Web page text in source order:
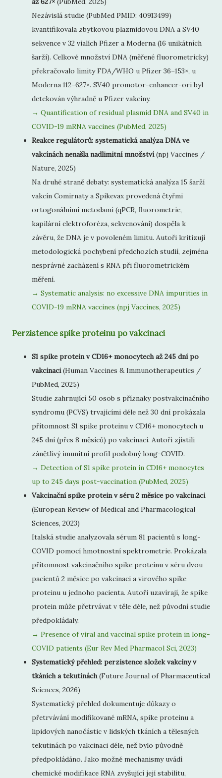
Nezávislá studie (PubMed PMID: 40913499)
kvantifikovala zbytkovou plazmidovou DNA a SV40
sekvence v 32 vialích Pfizer a Moderna (16 unikátních
šarží). Celkové množství DNA (měřené fluorometricky)
překračovalo limity FDA/WHO u Pfizer 36–153×, u
Moderna 112–627×. SV40 promotor-enhancer-ori byl
detekován výhradně u Pfizer vakcíny.
→ Quantification of residual plasmid DNA and SV40 in
COVID-19 mRNA vaccines (PubMed, 2025)
Reakce regulátorů: systematická analýza DNA ve
vakcínách nenašla nadlimitní množství(npj Vaccines /
Nature, 2025)
Na druhé straně debaty: systematická analýza 15 šarží
vakcín Comirnaty a Spikevax provedená čtyřmi
ortogonálními metodami (qPCR, fluorometrie,
kapilární elektroforéza, sekvenování) dospěla k
závěru, že DNA je v povoleném limitu. Autoři kritizují
metodologická pochybení předchozích studií, zejména
nesprávné zacházení s RNA při fluorometrickém
měření.
→ Systematic analysis: no excessive DNA impurities in
COVID-19 mRNA vaccines (npj Vaccines, 2025)
Perzistence spike proteinu po vakcinaci
S1 spike protein v CD16+ monocytech až 245 dní po
vakcinaci(Human Vaccines & Immunotherapeutics /
PubMed, 2025)
Studie zahrnující 50 osob s příznaky postvakcinačního
syndromu (PCVS) trvajícími déle než 30 dní prokázala
přítomnost S1 spike proteinu v CD16+ monocytech u
245 dní (přes 8 měsíců) po vakcinaci. Autoři zjistili
zánětlivý imunitní profil podobný long-COVID.
→ Detection of S1 spike protein in CD16+ monocytes
up to 245 days post-vaccination (PubMed, 2025)
Vakcinační spike protein v séru 2 měsíce po vakcinaci
(European Review of Medical and Pharmacological
Sciences, 2023)
Italská studie analyzovala sérum 81 pacientů s long-
COVID pomocí hmotnostní spektrometrie. Prokázala
přítomnost vakcinačního spike proteinu v séru dvou
pacientů 2 měsíce po vakcinaci a virového spike
proteinu u jednoho pacienta. Autoři uzavírají, že spike
protein může přetrvávat v těle déle, než původní studie
předpokládaly.
→ Presence of viral and vaccinal spike protein in long-
COVID patients (Eur Rev Med Pharmacol Sci, 2023)
Systematický přehled: perzistence složek vakcíny v
tkáních a tekutinách(Future Journal of Pharmaceutical
Sciences, 2026)
Systematický přehled dokumentuje důkazy o
přetrvávání modifikované mRNA, spike proteinu a
lipidových nanočástic v lidských tkáních a tělesných
tekutinách po vakcinaci déle, než bylo původně
předpokládáno. Jako možné mechanismy uvádí
chemické modifikace RNA zvyšující její stabilitu,